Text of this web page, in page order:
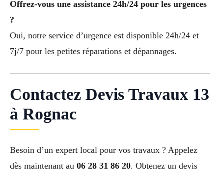
Offrez-vous une assistance 24h/24 pour les urgences
?
Oui, notre service d’urgence est disponible 24h/24 et
7j/7 pour les petites réparations et dépannages.
Contactez Devis Travaux 13
à Rognac
Besoin d’un expert local pour vos travaux ? Appelez
dès maintenant au 06 28 31 86 20. Obtenez un devis